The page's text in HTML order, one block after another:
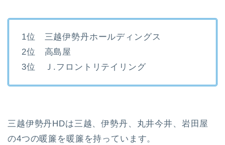
1位 三越伊勢丹ホールディングス
2位 高島屋
3位 Ｊ.フロントリテイリング
三越伊勢丹HDは三越、伊勢丹、丸井今井、岩田屋
の4つの暖簾を暖簾を持っています。